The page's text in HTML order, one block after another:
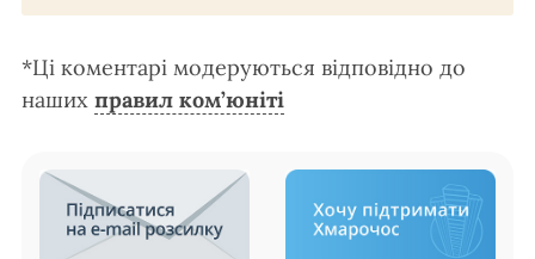
*Ці коментарі модеруються відповідно до
наших правил ком’юніті